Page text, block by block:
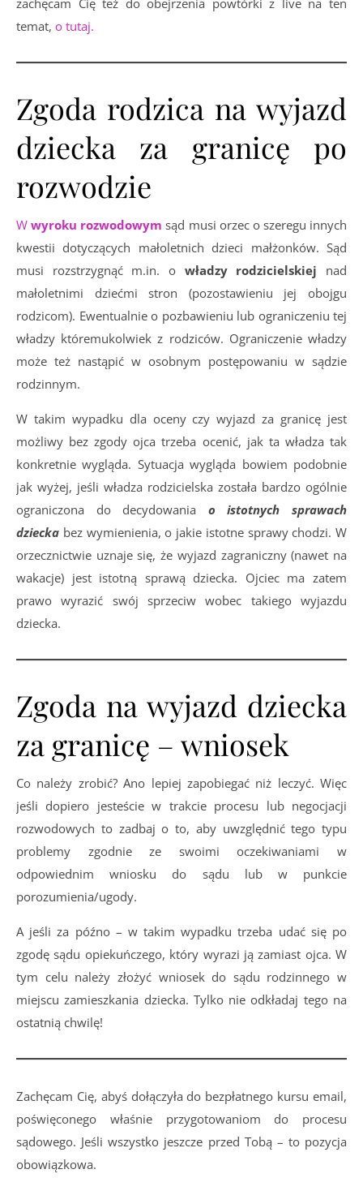
zachęcam Cię też do obejrzenia powtórki z live na ten
temat, o tutaj.
Zgoda rodzica na wyjazd
dziecka za granicę po
rozwodzie
W wyroku rozwodowym sąd musi orzec o szeregu innych
kwestii dotyczących małoletnich dzieci małżonków. Sąd
musi rozstrzygnąć m.in. o władzy rodzicielskiej nad
małoletnimi dziećmi stron (pozostawieniu jej obojgu
rodzicom). Ewentualnie o pozbawieniu lub ograniczeniu tej
władzy któremukolwiek z rodziców. Ograniczenie władzy
może też nastąpić w osobnym postępowaniu w sądzie
rodzinnym.
W takim wypadku dla oceny czy wyjazd za granicę jest
możliwy bez zgody ojca trzeba ocenić, jak ta władza tak
konkretnie wygląda. Sytuacja wygląda bowiem podobnie
jak wyżej, jeśli władza rodzicielska została bardzo ogólnie
ograniczona do decydowania
o istotnych sprawach
dziecka bez wymienienia, o jakie istotne sprawy chodzi. W
orzecznictwie uznaje się, że wyjazd zagraniczny (nawet na
wakacje) jest istotną sprawą dziecka. Ojciec ma zatem
prawo wyrazić swój sprzeciw wobec takiego wyjazdu
dziecka.
Zgoda na wyjazd dziecka
za granicę – wniosek
Co należy zrobić? Ano lepiej zapobiegać niż leczyć. Więc
jeśli dopiero jesteście w trakcie procesu lub negocjacji
rozwodowych to zadbaj o to, aby uwzględnić tego typu
problemy zgodnie ze swoimi oczekiwaniami w
odpowiednim wniosku do sądu lub w punkcie
porozumienia/ugody.
A jeśli za późno – w takim wypadku trzeba udać się po
zgodę sądu opiekuńczego, który wyrazi ją zamiast ojca. W
tym celu należy złożyć wniosek do sądu rodzinnego w
miejscu zamieszkania dziecka. Tylko nie odkładaj tego na
ostatnią chwilę!
Zachęcam Cię, abyś dołączyła do bezpłatnego kursu email,
poświęconego właśnie przygotowaniom do procesu
sądowego. Jeśli wszystko jeszcze przed Tobą – to pozycja
obowiązkowa.